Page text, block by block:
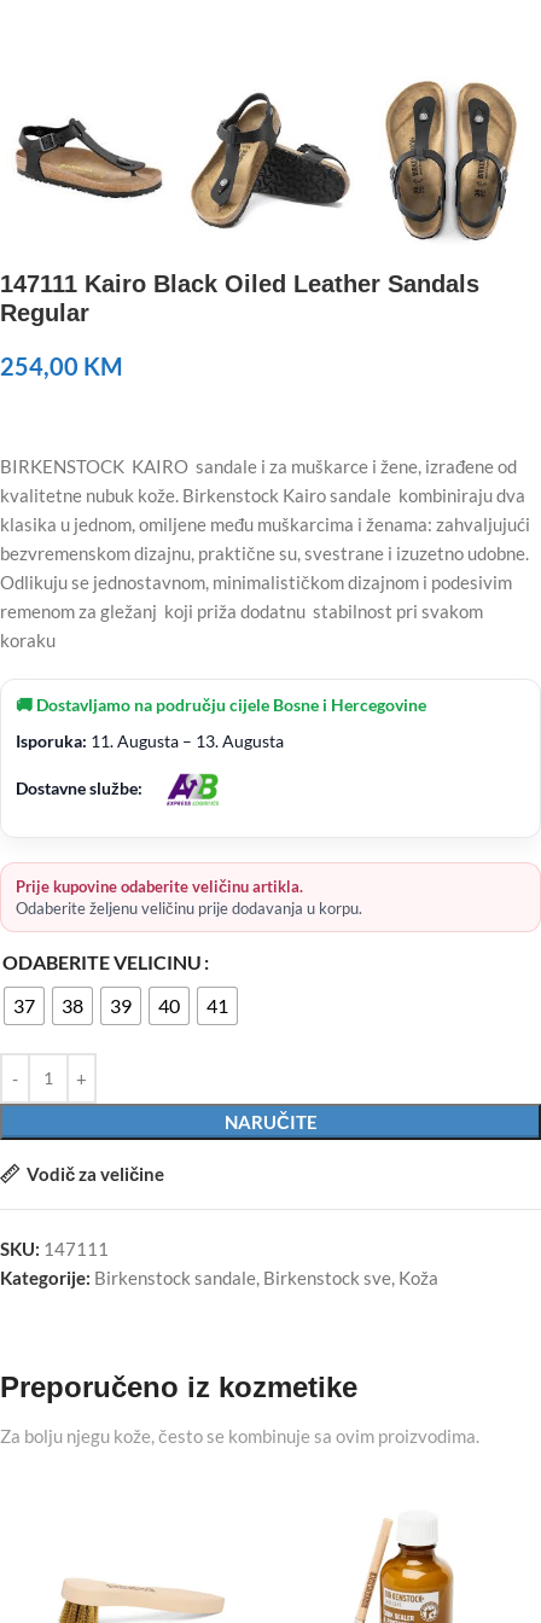
147111 Kairo Black Oiled Leather Sandals
Regular
254,00 KM
BIRKENSTOCK KAIRO sandale i za muškarce i žene, izrađene od
kvalitetne nubuk kože. Birkenstock Kairo sandale kombiniraju dva
klasika u jednom, omiljene među muškarcima i ženama: zahvaljujući
bezvremenskom dizajnu, praktične su, svestrane i izuzetno udobne.
Odlikuju se jednostavnom, minimalističkom dizajnom i podesivim
remenom za gležanj koji priža dodatnu stabilnost pri svakom
koraku
🚚 Dostavljamo na području cijele Bosne i Hercegovine
Isporuka: 11. Augusta – 13. Augusta
Dostavne službe:
Prije kupovine odaberite veličinu artikla.
Odaberite željenu veličinu prije dodavanja u korpu.
ODABERITE VELICINU
37
38 39 40 41
NARUČITE
Vodič za veličine
SKU: 147111
Kategorije: Birkenstock sandale Birkenstock sve Koža
Preporučeno iz kozmetike
Za bolju njegu kože, često se kombinuje sa ovim proizvodima.